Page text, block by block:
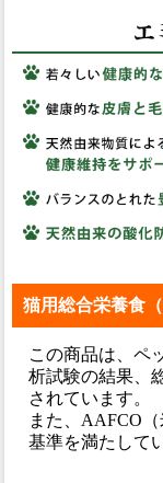
猫用総合栄養食
この商品は、ペ
析試験の結果、
されています。
また、AAFCO
基準を満たして